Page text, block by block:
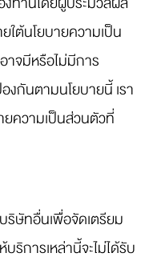
ต้นโยบายความเป็น
าจมีหรือไม่มีการ
กันตามนโยบายนี้ เรา
ยความเป็นส่วนตัวที่
ษัทอื่นเพื่อจัดเตรียม
การเหล่านี้จะไม่ได้รับ